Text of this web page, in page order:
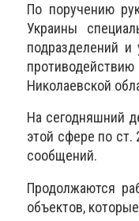
По поручению
Украины
подразделений и
Николаевской
На сегодняшний
этой сфере по
сообщений.
Продолжаются
объектов,